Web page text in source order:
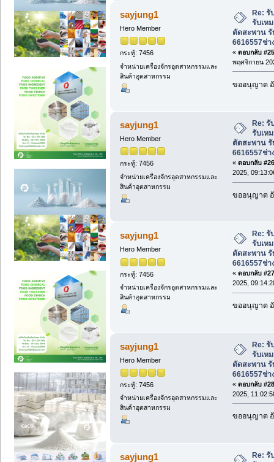
sayjung1
Hero Member
กระทู้: 7456
จำหน่ายเครื่องจักรอุตสาหกรรมและ
สินค้าอุตสาหกรรม
Re: รั
รับเห
ตัดสะพาน
6616557ช่
« ตอบกลับ
พฤศจิกายน
ขออนุญาต
sayjung1
Hero Member
กระทู้: 7456
จำหน่ายเครื่องจักรอุตสาหกรรมและ
สินค้าอุตสาหกรรม
Re: รั
รับเห
ตัดสะพาน
6616557ช่
« ตอบกลับ
2025,
ขออนุญาต
sayjung1
Hero Member
กระทู้: 7456
จำหน่ายเครื่องจักรอุตสาหกรรมและ
สินค้าอุตสาหกรรม
Re: รั
รับเห
ตัดสะพาน
6616557ช่
« ตอบกลับ
2025,
ขออนุญาต
sayjung1
Hero Member
กระทู้: 7456
จำหน่ายเครื่องจักรอุตสาหกรรมและ
สินค้าอุตสาหกรรม
Re: รั
รับเห
ตัดสะพาน
6616557ช่
« ตอบกลับ
2025,
ขออนุญาต
sayjung1
Re: รั